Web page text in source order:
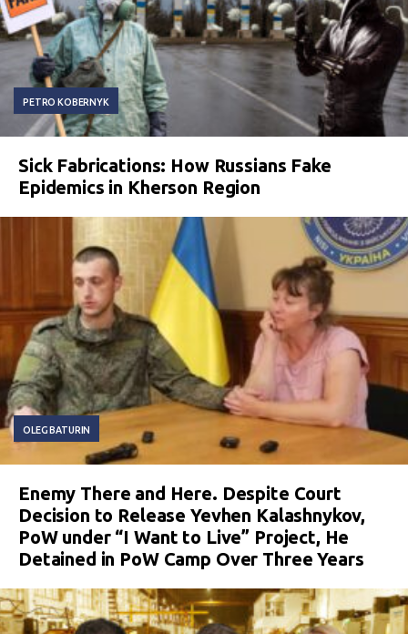
PETRO KOBERNYK
Sick Fabrications: How Russians Fake
Epidemics in Kherson Region
OLEG BATURIN
Enemy There and Here. Despite Court
Decision to Release Yevhen Kalashnykov,
PoW under “I Want to Live” Project, He
Detained in PoW Camp Over Three Years